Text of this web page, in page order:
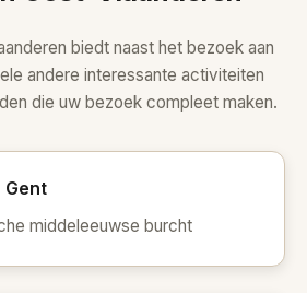
biedt naast het bezoek aan
andere interessante activiteiten
die uw bezoek compleet maken.
Gent
middeleeuwse burcht